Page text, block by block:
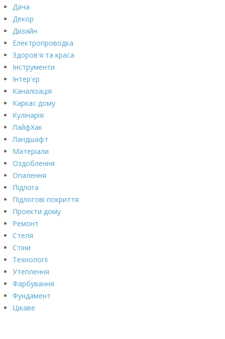
Дача
Декор
Дизайн
Електропроводка
Здоров'я та краса
Інструменти
Інтер'єр
Каналізація
Каркас дому
Кулінарія
ЛайфХак
Ландшафт
Матеріали
Оздоблення
Опалення
Підлога
Підлогові покриття
Проекти дому
Ремонт
Стеля
Стіни
Технології
Утеплення
Фарбування
Фундамент
Цікаве